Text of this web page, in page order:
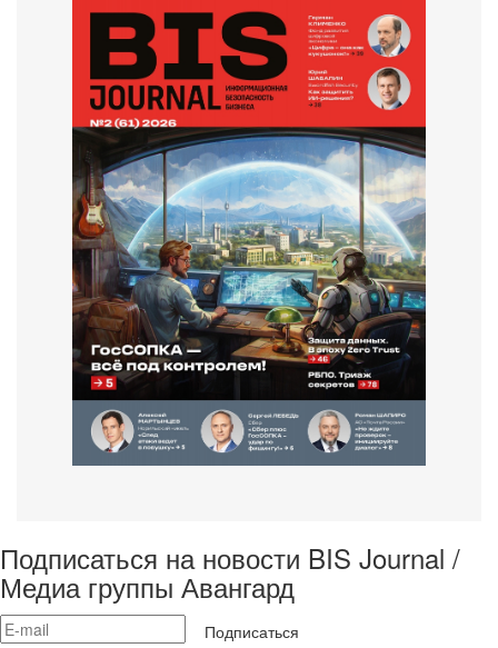
Подписаться на новости BIS Journal /
Медиа группы Авангард
Подписаться